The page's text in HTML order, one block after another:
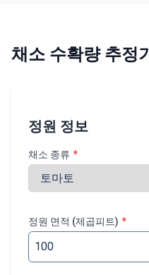
채소 수확량 추정기
정원 정보
채소 종류 *
정원 면적 (제곱피트) *